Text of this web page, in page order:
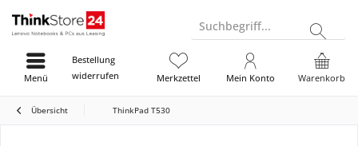
Suchbegriff...
Bestellung
widerrufen
Warenkorb
Merkzettel Mein Konto
Menü
Übersicht ThinkPad T530